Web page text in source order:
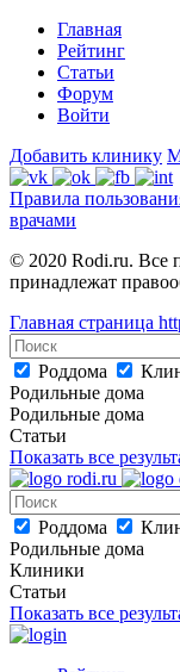
Главная
Рейтинг
Статьи
Форум
Войти
Добавить клинику
Правила
врачами
© 2020 Rodi.ru. Все
принадлежат
Главная страница
Роддома
Родильные дома
Родильные дома
Статьи
Показать все
Роддома
Родильные дома
Клиники
Статьи
Показать все